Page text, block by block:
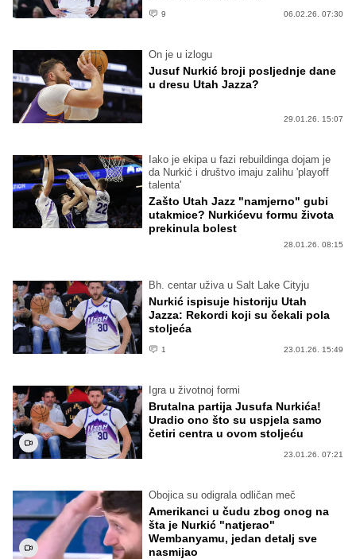
9 06.02.26. 07:30
On je u izlogu
Jusuf Nurkić broji posljednje dane
u dresu Utah Jazza?
29.01.26. 15:07
Iako je ekipa u fazi rebuildinga dojam je
da Nurkić i društvo imaju zalihu 'playoff
talenta'
Zašto Utah Jazz "namjerno" gubi
utakmice? Nurkićevu formu života
prekinula bolest
28.01.26. 08:15
Bh. centar uživa u Salt Lake Cityju
Nurkić ispisuje historiju Utah
Jazza: Rekordi koji su čekali pola
stoljeća
1 23.01.26. 15:49
Igra u životnoj formi
Brutalna partija Jusufa Nurkića!
Uradio ono što su uspjela samo
četiri centra u ovom stoljeću
23.01.26. 07:21
Obojica su odigrala odličan meč
Amerikanci u čudu zbog onog na
šta je Nurkić "natjerao"
Wembanyamu, jedan detalj sve
nasmijao